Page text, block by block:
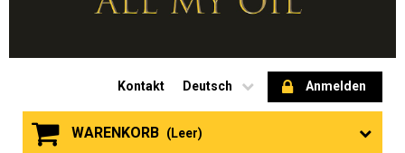
Anmelden
Deutsch
Kontakt
WARENKORB (Leer)